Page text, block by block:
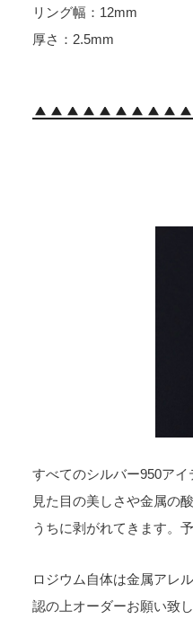
リング幅：12mm
厚さ：2.5mm
すべてのシルバー950アイ
見た目の美しさや金属の
うちに剥がれてきます。
ロジウム自体は金属アレ
認の上オーダーお願い致し